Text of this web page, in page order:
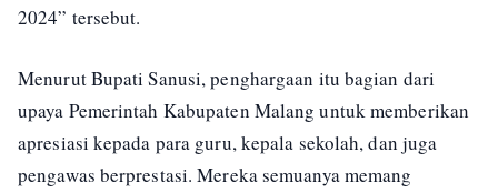
2024” tersebut.
Menurut Bupati Sanusi, penghargaan itu bagian dari
upaya Pemerintah Kabupaten Malang untuk memberikan
apresiasi kepada para guru, kepala sekolah, dan juga
pengawas berprestasi. Mereka semuanya memang